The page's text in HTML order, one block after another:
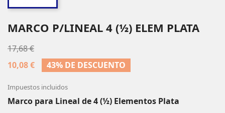
MARCO P/LINEAL 4 (½) ELEM PLATA
17,68 €
10,08 €
43% DE DESCUENTO
Impuestos incluidos
Marco para Lineal de 4 (½) Elementos Plata